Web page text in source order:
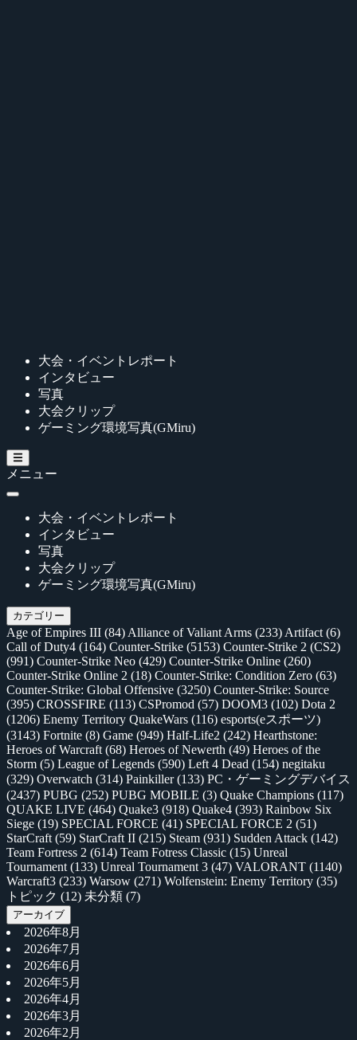
大会・イベントレポート
インタビュー
写真
大会クリップ
ゲーミング環境写真(GMiru)
メニュー
大会・イベントレポート
インタビュー
写真
大会クリップ
ゲーミング環境写真(GMiru)
カテゴリー
Age of Empires III (84) Alliance of Valiant Arms (233) Artifact (6)
Call of Duty4 (164) Counter-Strike (5153) Counter-Strike 2 (CS2)
(991) Counter-Strike Neo (429) Counter-Strike Online (260)
Counter-Strike Online 2 (18) Counter-Strike: Condition Zero (63)
Counter-Strike: Global Offensive (3250) Counter-Strike: Source
(395) CROSSFIRE (113) CSPromod (57) DOOM3 (102) Dota 2
(1206) Enemy Territory QuakeWars (116) esports(eスポーツ)
(3143) Fortnite (8) Game (949) Half-Life2 (242) Hearthstone:
Heroes of Warcraft (68) Heroes of Newerth (49) Heroes of the
Storm (5) League of Legends (590) Left 4 Dead (154) negitaku
(329) Overwatch (314) Painkiller(133) PC・ゲーミングデバイス
(2437) PUBG (252) PUBG MOBILE (3) Quake Champions (117)
QUAKE LIVE (464) Quake3 (918) Quake4 (393) Rainbow Six
Siege (19) SPECIAL FORCE (41) SPECIAL FORCE 2 (51)
StarCraft (59) StarCraft II (215) Steam (931) Sudden Attack (142)
Team Fortress 2 (614) Team Fotress Classic (15) Unreal
Tournament (133) Unreal Tournament 3 (47) VALORANT (1140)
Warcraft3 (233) Warsow (271) Wolfenstein: Enemy Territory (35)
トピック (12) 未分類 (7)
アーカイブ
2026年8月
2026年7月
2026年6月
2026年5月
2026年4月
2026年3月
2026年2月